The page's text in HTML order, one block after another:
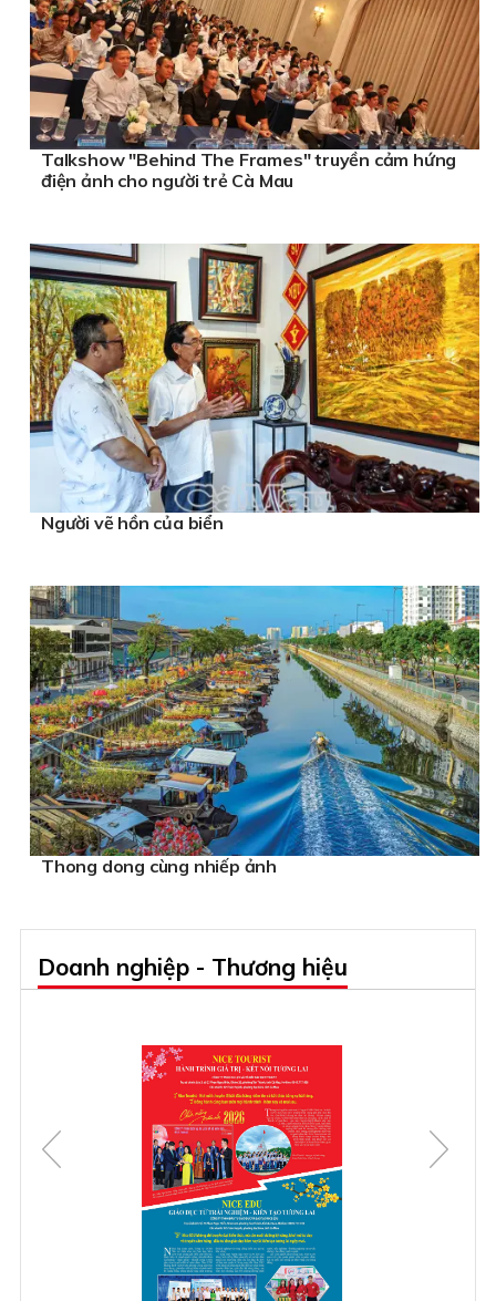
Talkshow "Behind The Frames" truyền cảm hứng
điện ảnh cho người trẻ Cà Mau
Người vẽ hồn của biển
Thong dong cùng nhiếp ảnh
Doanh nghiệp - Thương hiệu